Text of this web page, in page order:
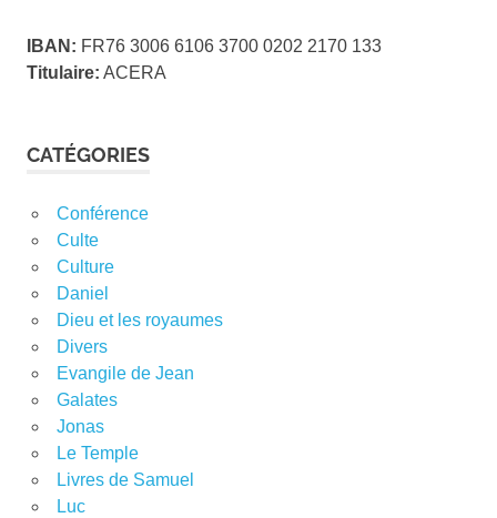
IBAN: FR76 3006 6106 3700 0202 2170 133
Titulaire: ACERA
CATÉGORIES
Conférence
Culte
Culture
Daniel
Dieu et les royaumes
Divers
Evangile de Jean
Galates
Jonas
Le Temple
Livres de Samuel
Luc